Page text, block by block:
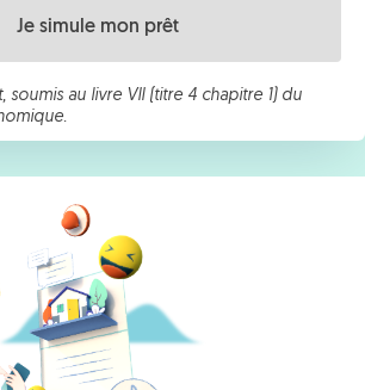
Je simule mon prêt
soumis au livre VII (titre 4 chapitre 1) du